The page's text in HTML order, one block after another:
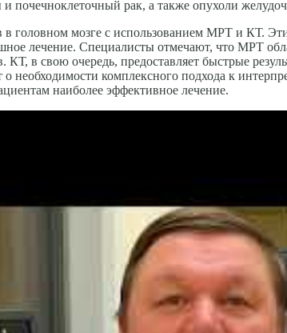
почечно­клеточный рак, а также опухоли
головном мозге с использованием МРТ и КТ.
лечение. Специалисты отмечают, что МРТ
КТ, в свою очередь, предоставляет быстрые
необходимости комплексного подхода к
наиболее эффективное лечение.